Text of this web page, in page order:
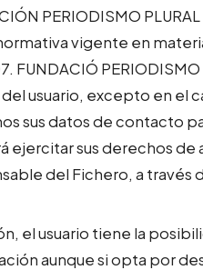
PERIODISMO
vigente en
PERIODISMO
usuario, excepto en el
sus datos de contacto
ejercitar sus derechos de
del Fichero, a través
el usuario tiene la
aunque si opta por